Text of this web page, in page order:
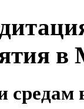
в
средам